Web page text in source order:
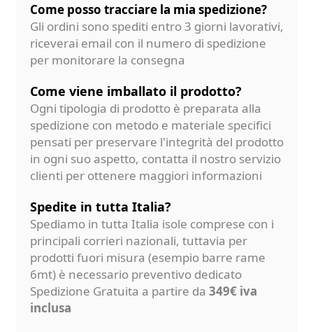
Come posso tracciare la mia spedizione?
Gli ordini sono spediti entro 3 giorni lavorativi,
riceverai email con il numero di spedizione
per monitorare la consegna
Come viene imballato il prodotto?
Ogni tipologia di prodotto è preparata alla
spedizione con metodo e materiale specifici
pensati per preservare l'integrità del prodotto
in ogni suo aspetto, contatta il nostro servizio
clienti per ottenere maggiori informazioni
Spedite in tutta Italia?
Spediamo in tutta Italia isole comprese con i
principali corrieri nazionali, tuttavia per
prodotti fuori misura (esempio barre rame
6mt) è necessario preventivo dedicato
Spedizione Gratuita a partire da 349€ iva
inclusa